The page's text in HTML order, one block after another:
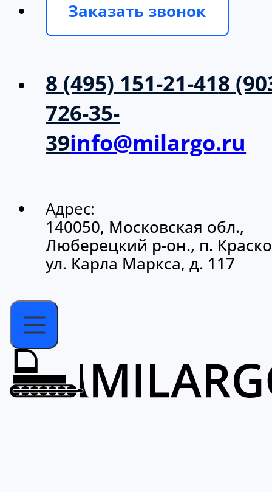
Заказать звонок
8 (495) 151-21-418
726-35-
39info@milargo.ru
Адрес:
140050, Московская обл.,
Люберецкий р-он., п.
ул. Карла Маркса, д. 117